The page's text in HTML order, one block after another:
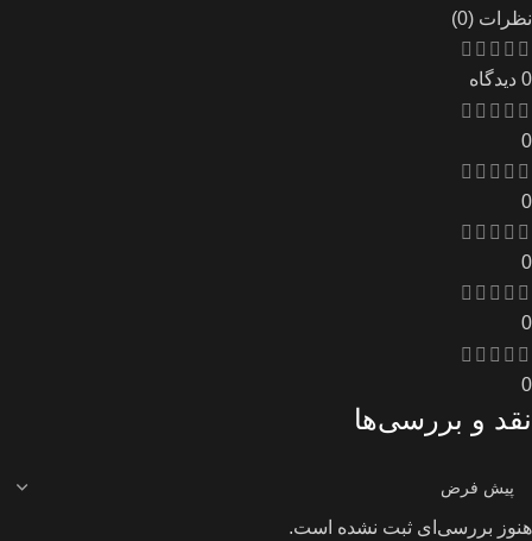
نظرات (0)
0 دیدگاه
0
0
0
0
0
نقد و بررسی‌ها
هنوز بررسی‌ای ثبت نشده است.